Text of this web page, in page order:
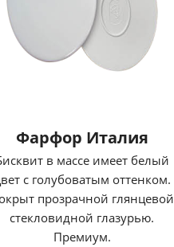
Фарфор Италия
в массе имеет белый
с голубоватым оттенком.
прозрачной глянцевой
стекловидной глазурью.
Премиум.